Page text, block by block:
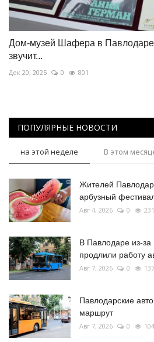
Дом-музей Шафера в Павлодаре:
звучит...
Дек 20, 2025 0 801
ПОПУЛЯРНЫЕ НОВОСТИ
на этой неделе В этом
Жителей
арбузный
Авг 4, 2026 0
В Павлодаре из-
продлили работу
Авг 7, 2026 0
Павлодарские
маршрут
Авг 7, 2026 0